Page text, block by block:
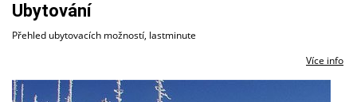
Ubytování
Přehled ubytovacích možností, lastminute
Více info